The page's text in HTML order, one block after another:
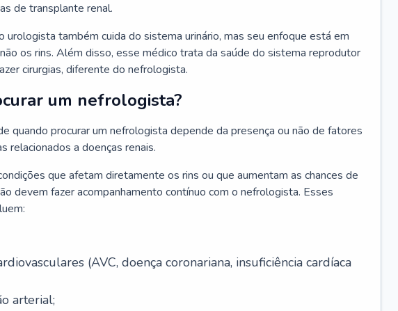
de transplante renal.
urologista também cuida do sistema urinário, mas seu enfoque está em
os rins. Além disso, esse médico trata da saúde do sistema reprodutor
cirurgias, diferente do nefrologista.
um nefrologista?
quando procurar um nefrologista depende da presença ou não de fatores
relacionados a doenças renais.
que afetam diretamente os rins ou que aumentam as chances de
devem fazer acompanhamento contínuo com o nefrologista. Esses
(AVC, doença coronariana, insuficiência cardíaca
arterial;